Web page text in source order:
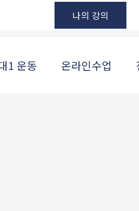
나의 강의
1 운동 온라인수업